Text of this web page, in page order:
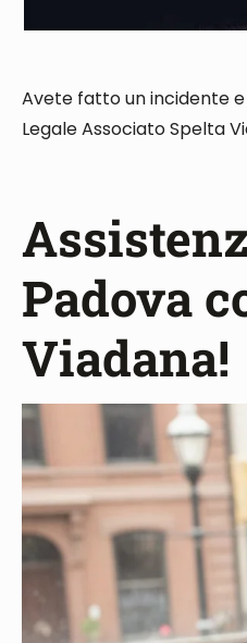
Avete fatto un incidente
Legale Associato Spelta
Padova
Viadana!